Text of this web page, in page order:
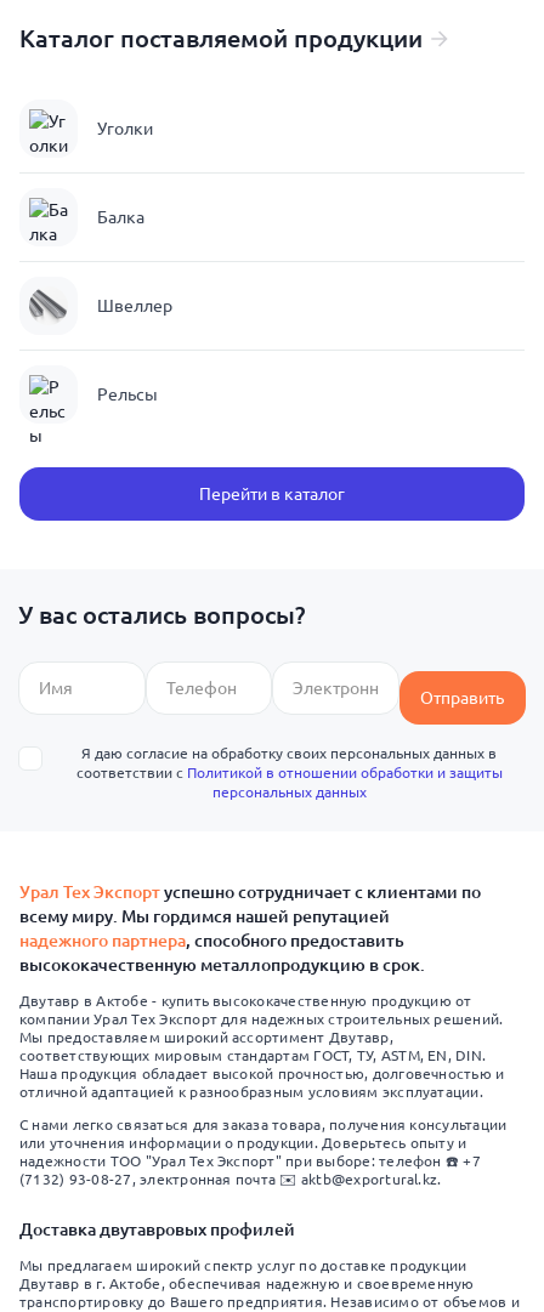
Каталог поставляемой продукции
Уголки
Балка
Швеллер
Рельсы
Перейти в каталог
У вас остались вопросы?
Отправить
Я даю согласие на обработку своих персональных данных в
соответствии с Политикой в отношении обработки и защиты
персональных данных
Урал Тех Экспортуспешно сотрудничает с клиентами по
всему миру. Мы гордимся нашей репутацией
надежного партнера, способного предоставить
высококачественную металлопродукцию в срок.
Двутавр в Актобе - купить высококачественную продукцию от
компании Урал Тех Экспорт для надежных строительных решений.
Мы предоставляем широкий ассортимент Двутавр,
соответствующих мировым стандартам ГОСТ, ТУ, ASTM, EN, DIN.
Наша продукция обладает высокой прочностью, долговечностью и
отличной адаптацией к разнообразным условиям эксплуатации.
С нами легко связаться для заказа товара, получения консультации
или уточнения информации о продукции. Доверьтесь опыту и
надежности ТОО "Урал Тех Экспорт" при выборе: телефон ☎️ +7
(7132) 93-08-27, электронная почта ✉️ aktb@exportural.kz.
Доставка двутавровых профилей
Мы предлагаем широкий спектр услуг по доставке продукции
Двутавр в г. Актобе, обеспечивая надежную и своевременную
транспортировку до Вашего предприятия. Независимо от объемов и